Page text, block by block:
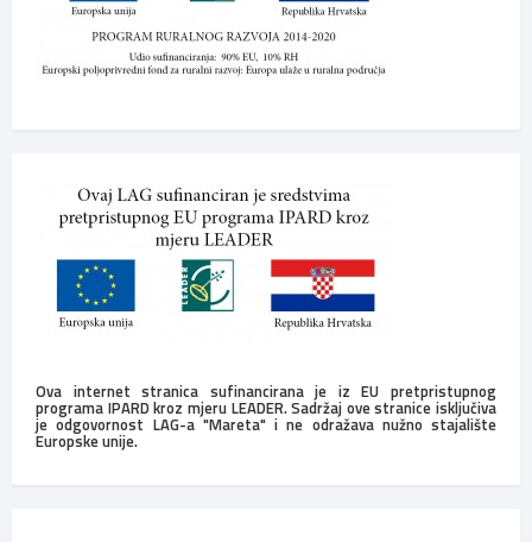
Ova internet stranica sufinancirana je iz EU pretpristupnog
programa IPARD kroz mjeru LEADER. Sadržaj ove stranice isključiva
je odgovornost LAG-a "Mareta" i ne odražava nužno stajalište
Europske unije.